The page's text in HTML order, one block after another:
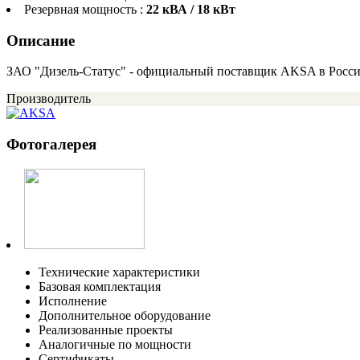
Резервная мощность : 22 кВА / 18 кВт
Описание
ЗАО "Дизель-Статус" - официальный поставщик AKSA в
Производитель
Фотогалерея
Технические характеристики
Базовая комплектация
Исполнение
Дополнительное оборудование
Реализованные проекты
Аналогичные по мощности